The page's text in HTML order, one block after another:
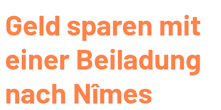
Geld sparen mit
einer Beiladung
nach Nîmes